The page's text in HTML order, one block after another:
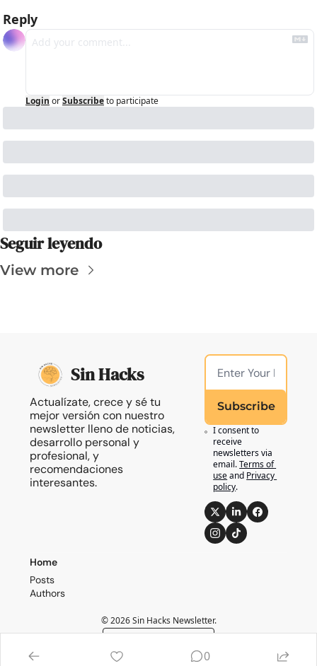
Reply
Login orSubscribeto participate
Seguir leyendo
View more
Sin Hacks
Actualízate, crece y sé tu
mejor versión con nuestro
newsletter lleno de noticias,
desarrollo personal y
profesional, y
recomendaciones
interesantes.
Subscribe
I consent to
receive
newsletters via
email.Terms of
useand Privacy
policy.
Home
Posts
Authors
© 2026 Sin Hacks Newsletter.
0